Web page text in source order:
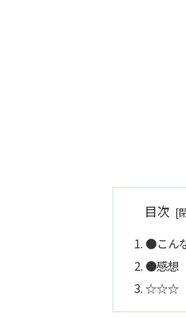
目次
●こん
●感想
☆☆☆